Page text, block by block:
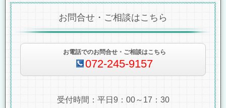
お問合せ・ご相談はこちら
お電話でのお問合せ・ご相談はこちら
072-245-9157
受付時間：平日9：00～17：30